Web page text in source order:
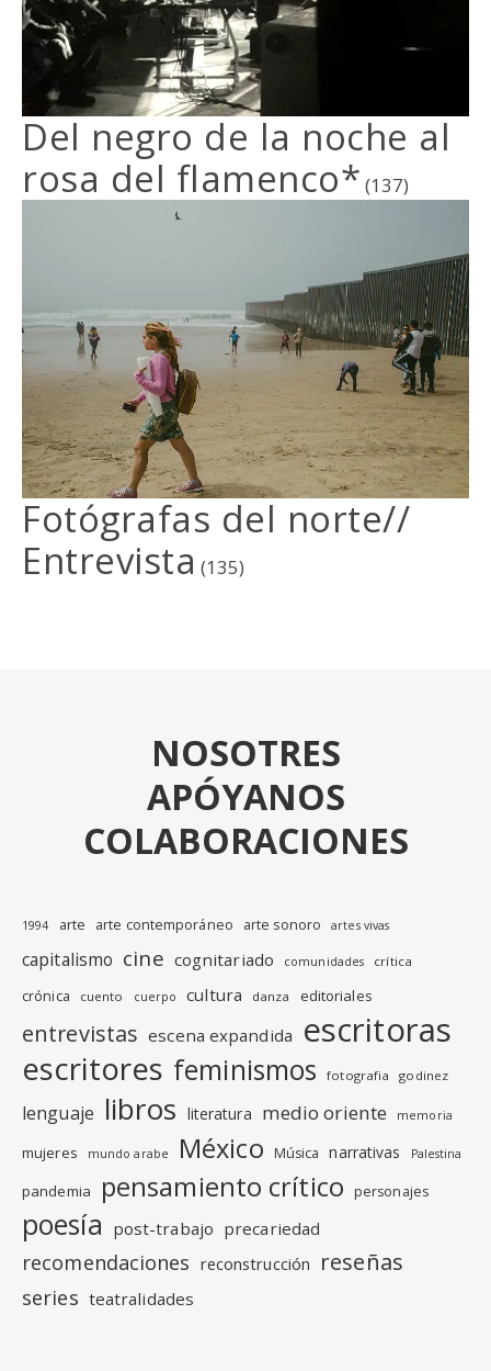
Del negro de la noche al
rosa del flamenco* (137)
Fotógrafas del norte//
Entrevista (135)
NOSOTRES
APÓYANOS
COLABORACIONES
1994 arte arte contemporáneo arte sonoro artes vivas
capitalismo cine cognitariado comunidades crítica
crónica cuento cuerpo cultura danza editoriales
entrevistas escena expandida escritoras
escritores feminismos fotografia godinez
lenguaje libros literatura medio oriente memoria
mujeres mundo arabe México Música narrativas Palestina
pandemia pensamiento crítico personajes
poesía post-trabajo precariedad
recomendaciones reconstrucción reseñas
series teatralidades